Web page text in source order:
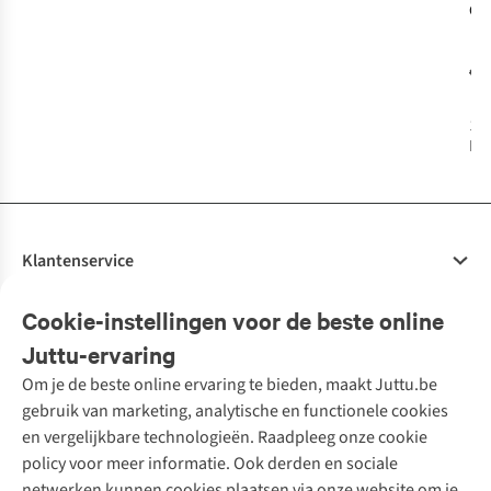
46
1
Cookie-instellingen voor de beste online
Juttu-ervaring
Om je de beste online ervaring te bieden, maakt Juttu.be
gebruik van marketing, analytische en functionele cookies
en vergelijkbare technologieën. Raadpleeg onze cookie
policy voor meer informatie. Ook derden en sociale
Klantenservice
Bestellen
Betalen
10% studentenkorting
Klarna - achteraf betalen
Levering
Retourneren
Onze diensten
Tweedehands - ReJUsed
Kledingatelier
Personal shopping
Textielbox
Events / workshops
Juttu
Over ons
Juttu Friends
Inspiratie
Merken